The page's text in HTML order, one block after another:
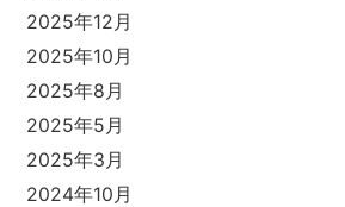
2025年12月
2025年10月
2025年8月
2025年5月
2025年3月
2024年10月